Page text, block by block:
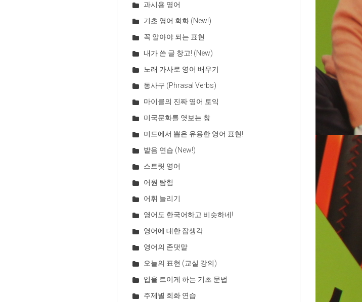
과시용 영어
기초 영어 회화 (New!)
꼭 알아야 되는 표현
내가 쓴 글 창고! (New)
노래 가사로 영어 배우기
동사구 (Phrasal Verbs)
마이클의 진짜 영어 토익
미국문화를 엿보는 창
미드에서 뽑은 유용한 영어 표현!
발음 연습 (New!)
스트릿 영어
어원 탐험
어휘 늘리기
영어도 한국어하고 비슷하네!
영어에 대한 잡생각
영어의 존댓말
오늘의 표현 (교실 강의)
입을 트이게 하는 기초 문법
주제별 회화 연습